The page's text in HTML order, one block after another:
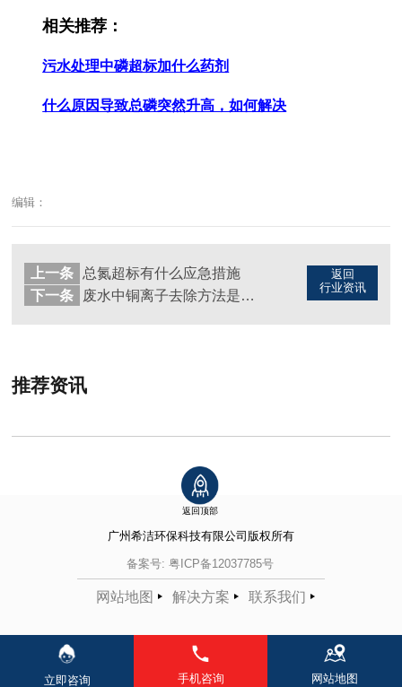
相关推荐：
污水处理中磷超标加什么药剂
什么原因导致总磷突然升高，如何解决
编辑：
返回
行业资讯
上一条
总氮超标有什么应急措施
下一条
废水中铜离子去除方法是什么（图）
推荐资讯
返回顶部
广州希洁环保科技有限公司 版权所有
备案号: 粤ICP备12037785号
网站地图 解决方案 联系我们
立即咨询 手机咨询 网站地图